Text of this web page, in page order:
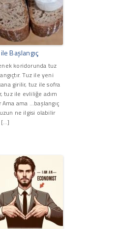
Başlangıç
koridorunda tuz
Tuz ile yeni
girilir, tuz ile sofra
tuz ile evliliğe adım
Ama ama ...başlangıç
ne ilgisi olabilir
[…]